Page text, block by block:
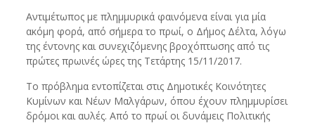
Αντιμέτωπος με πλημμυρικά φαινόμενα είναι για μία
ακόμη φορά, από σήμερα το πρωί, ο Δήμος Δέλτα, λόγω
της έντονης και συνεχιζόμενης βροχόπτωσης από τις
πρώτες πρωινές ώρες της Τετάρτης 15/11/2017.
Το πρόβλημα εντοπίζεται στις Δημοτικές Κοινότητες
Κυμίνων και Νέων Μαλγάρων, όπου έχουν πλημμυρίσει
δρόμοι και αυλές. Από το πρωί οι δυνάμεις Πολιτικής